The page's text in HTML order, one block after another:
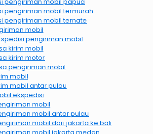
pengiriman mobil termurah
pengiriman mobil ternate
mobil
pengiriman mobil
kirim mobil
kirim motor
pengiriman mobil
mobil
mobil antar pulau
ekspedisi
mobil
mobil antar pulau
mobil dari jakarta ke bali